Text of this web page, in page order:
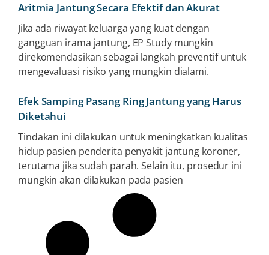
Aritmia Jantung Secara Efektif dan Akurat
Jika ada riwayat keluarga yang kuat dengan
gangguan irama jantung, EP Study mungkin
direkomendasikan sebagai langkah preventif untuk
mengevaluasi risiko yang mungkin dialami.
Efek Samping Pasang Ring Jantung yang Harus
Diketahui
Tindakan ini dilakukan untuk meningkatkan kualitas
hidup pasien penderita penyakit jantung koroner,
terutama jika sudah parah. Selain itu, prosedur ini
mungkin akan dilakukan pada pasien